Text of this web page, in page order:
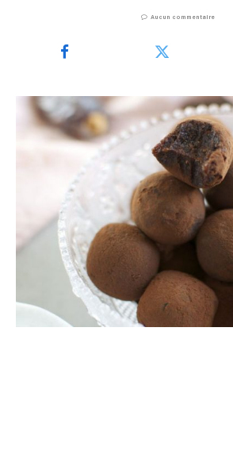
Aucun commentaire